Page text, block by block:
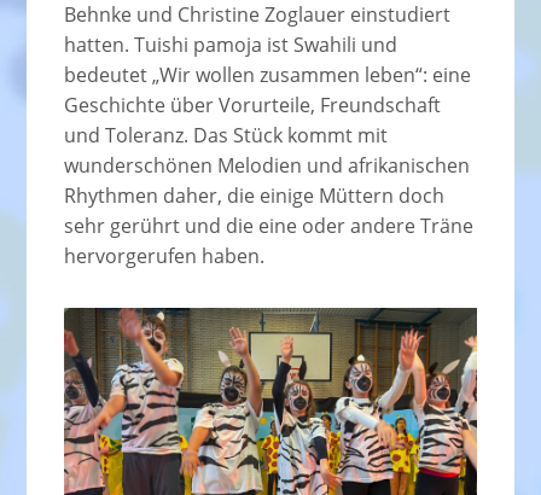
Behnke und Christine Zoglauer einstudiert
hatten. Tuishi pamoja ist Swahili und
bedeutet „Wir wollen zusammen leben“: eine
Geschichte über Vorurteile, Freundschaft
und Toleranz. Das Stück kommt mit
wunderschönen Melodien und afrikanischen
Rhythmen daher, die einige Müttern doch
sehr gerührt und die eine oder andere Träne
hervorgerufen haben.